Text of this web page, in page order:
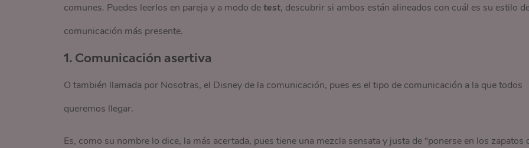
comunes. Puedes leerlos en pareja y a modo detest, descubrir si ambos están alineados con cuál es su estilo
comunicación más presente.
1. Comunicación asertiva
O también llamada por Nosotras, el Disney de la comunicación, pues es el tipo de comunicación a la que todos
queremos llegar.
Es, como su nombre lo dice, la más acertada, pues tiene una mezcla sensata y justa de “ponerse en los zapatos